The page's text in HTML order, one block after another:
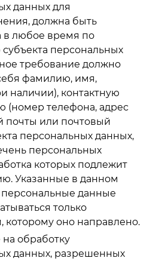
данных для
должна быть
в любое время по
персональных
требование должно
фамилию, имя,
наличии), контактную
(номер телефона, адрес
почты или почтовый
персональных данных,
персональных
которых подлежит
Указанные в данном
данные
только
которому оно направлено.
на обработку
данных, разрешенных